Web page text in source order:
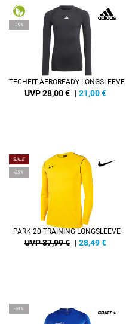
-25%
TECHFIT AEROREADY LONGSLEEVE
UVP 28,00 € | 21,00€
SALE
-25%
PARK 20 TRAINING LONGSLEEVE
UVP 37,99 € | 28,49€
-30%